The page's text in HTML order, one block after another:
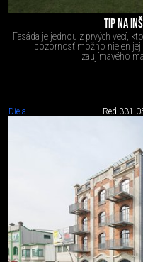
TIP NA
Fasáda je jednou z prvých vecí,
pozornosť možno nielen jej
zaujímavého
Diela Red 3